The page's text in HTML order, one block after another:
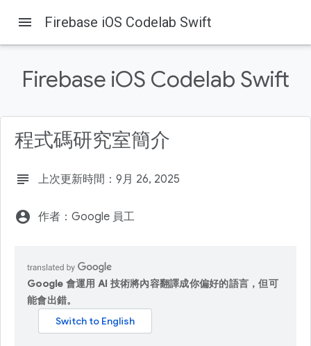
這個頁面中的內容
2. 取得程式碼範例
4. 設定 Firebase 專案
menu Firebase iOS Codelab Swift
Firebase iOS Codelab Swift
程式碼研究室簡介
subject 上次更新時間：9月 26, 2025
account_circle 作者：Google 員工
Google 會運用 AI 技術將內容翻譯成你偏好的語言，但可
能會出錯。